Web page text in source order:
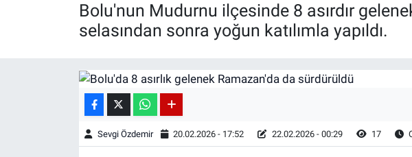
Bolu'nun Mudurnu ilçesinde 8 asırdır
selasından sonra yoğun katılımla yapıldı.
Sevgi Özdemir 20.02.2026 - 17:52 22.02.2026 - 00:29 17
Son Dakika Haberleri
Haber Arşivi